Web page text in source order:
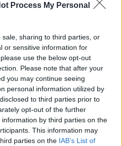
Process My Personal
sharing to third parties, or
or sensitive information for
use the below opt-out
Please note that after your
you may continue seeing
personal information utilized by
to third parties prior to
opt-out of the further
by third parties on the
This information may
parties on the IAB’s List of